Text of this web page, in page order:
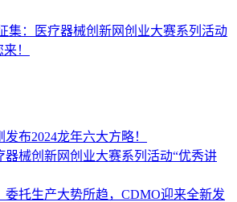
集：医疗器械创新网创业大赛系列活动
！
布2024龙年六大方略！
器械创新网创业大赛系列活动“优秀讲
委托生产大势所趋，CDMO迎来全新发